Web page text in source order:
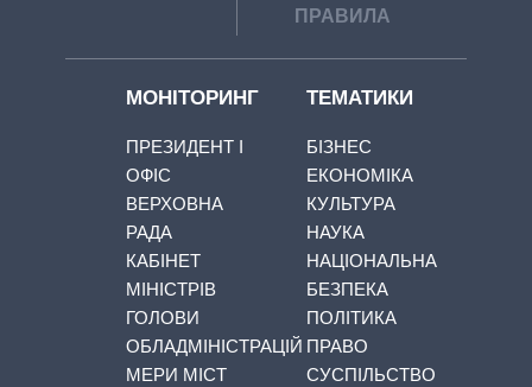
ПРАВИЛА
МОНІТОРИНГ
ПРЕЗИДЕНТ І
ОФІС
ВЕРХОВНА
РАДА
КАБІНЕТ
МІНІСТРІВ
ГОЛОВИ
ОБЛАДМІНІСТРАЦІЙ
МЕРИ МІСТ
ТЕМАТИКИ
БІЗНЕС
ЕКОНОМІКА
КУЛЬТУРА
НАУКА
НАЦІОНАЛЬНА
БЕЗПЕКА
ПОЛІТИКА
ПРАВО
СУСПІЛЬСТВО